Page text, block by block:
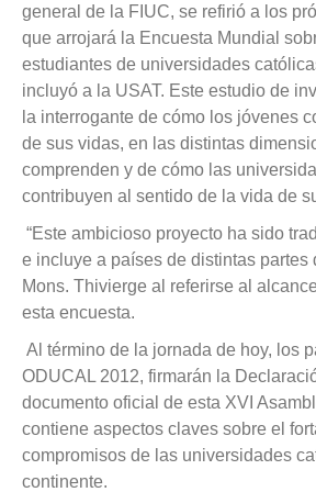
general de la FIUC, se refirió a los
que arrojará la Encuesta Mundial
estudiantes de universidades
incluyó a la USAT. Este estudio de
la interrogante de cómo los jóvenes
de sus vidas, en las distintas
comprenden y de cómo las
contribuyen al sentido de la vida de
“Este ambicioso proyecto ha sido
e incluye a países de distintas partes
Mons. Thivierge al referirse al
esta encuesta.
Al término de la jornada de hoy, los
ODUCAL 2012, firmarán la
documento oficial de esta XVI
contiene aspectos claves sobre el
compromisos de las universidades
continente.